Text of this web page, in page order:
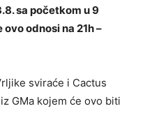
sa početkom u 9
odnosi na 21h –
sviraće i Cactus
GMa kojem će ovo biti